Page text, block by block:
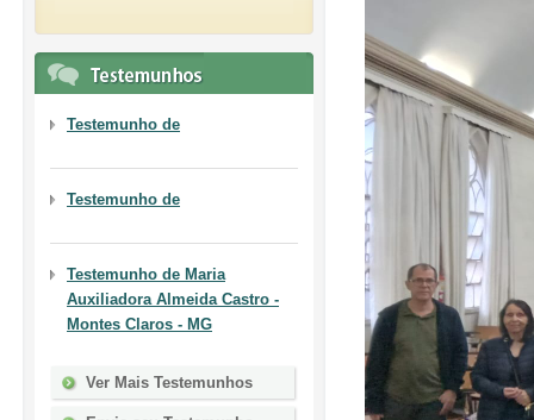
Testemunho de
Testemunho de
Testemunho de Maria
Auxiliadora Almeida Castro -
Montes Claros - MG
Ver Mais Testemunhos